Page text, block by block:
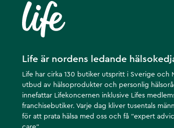
Life är nordens ledande
Life har cirka 130 butiker utspritt i Sverige
utbud av hälsoprodukter och personlig
innefattar Lifekoncernen inklusive Lifes
franchisebutiker. Varje dag kliver tusentals
för att prata hälsa med oss och få ”expert